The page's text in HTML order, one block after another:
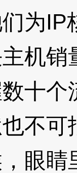
为IP
机销
个
不可
眼